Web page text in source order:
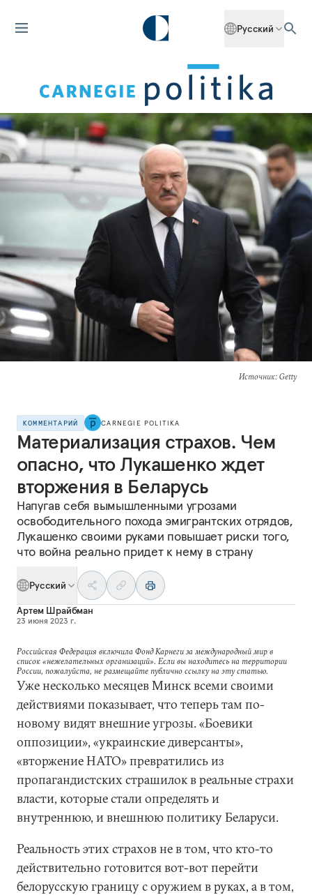
Русский
Источник: Getty
КОММЕНТАРИЙ CARNEGIE POLITIKA
Материализация страхов. Чем
опасно, что Лукашенко ждет
вторжения в Беларусь
Напугав себя вымышленными угрозами
освободительного похода эмигрантских отрядов,
Лукашенко своими руками повышает риски того,
что война реально придет к нему в страну
Русский
Артем Шрайбман
23 июня 2023 г.
Российская Федерация включила Фонд Карнеги за международный мир в
список «нежелательных организаций». Если вы находитесь на территории
России, пожалуйста, не размещайте публично ссылку на эту статью.
Уже несколько месяцев Минск всеми своими
действиями показывает, что теперь там по-
новому видят внешние угрозы. «Боевики
оппозиции», «украинские диверсанты»,
«вторжение НАТО» превратились из
пропагандистских страшилок в реальные страхи
власти, которые стали определять и
внутреннюю, и внешнюю политику Беларуси.
Реальность этих страхов не в том, что кто-то
действительно готовится вот-вот перейти
белорусскую границу с оружием в руках, а в том,